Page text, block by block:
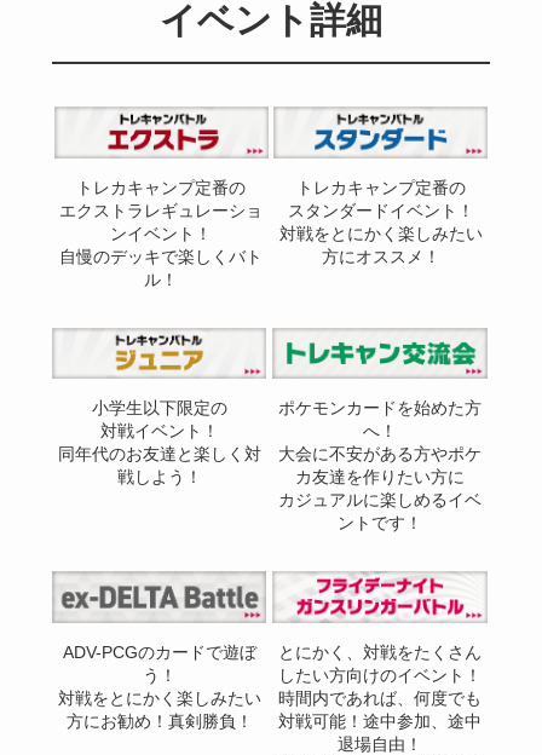
イベント詳細
トレカキャンプ定番の
エクストラレギュレーショ
ンイベント！
自慢のデッキで楽しくバト
ル！
トレカキャンプ定番の
スタンダードイベント！
対戦をとにかく楽しみたい
方にオススメ！
小学生以下限定の
対戦イベント！
同年代のお友達と楽しく対
戦しよう！
ポケモンカードを始めた方
へ！
大会に不安がある方やポケ
カ友達を作りたい方に
カジュアルに楽しめるイベ
ントです！
ADV-PCGのカードで遊ぼ
う！
対戦をとにかく楽しみたい
方にお勧め！真剣勝負！
とにかく、対戦をたくさん
したい方向けのイベント！
時間内であれば、何度でも
対戦可能！途中参加、途中
退場自由！